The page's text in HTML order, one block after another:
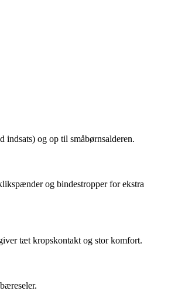
og op til småbørnsalderen.
og bindestropper for ekstra
tæt kropskontakt og stor komfort.